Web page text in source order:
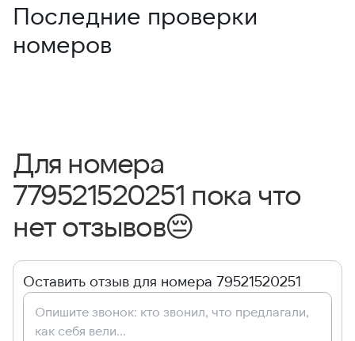
Последние проверки
номеров
Для номера
779521520251 пока что
нет отзывов😔
Оставить отзыв для номера 79521520251